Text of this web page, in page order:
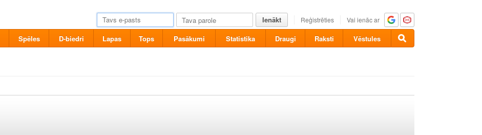
Ienākt Reģistrēties Vai ienāc ar
Spēles D-biedri Lapas Tops Pasākumi Statistika Draugi Raksti Vēstules